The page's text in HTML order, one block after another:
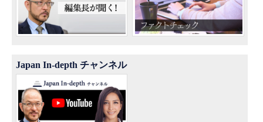
Japan In-depth チャンネル